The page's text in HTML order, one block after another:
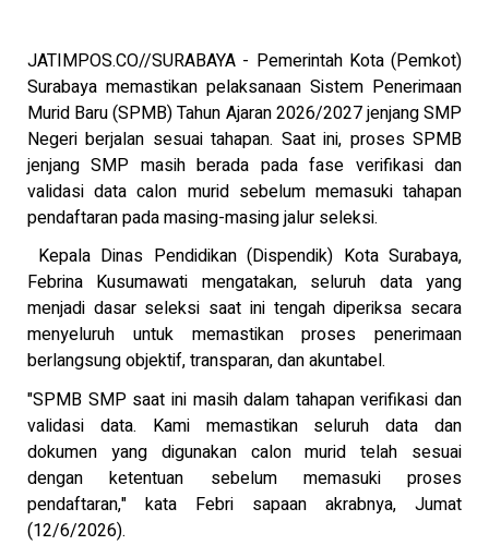
JATIMPOS.CO//SURABAYA - Pemerintah Kota (Pemkot)
Surabaya memastikan pelaksanaan Sistem Penerimaan
Murid Baru (SPMB) Tahun Ajaran 2026/2027 jenjang SMP
Negeri berjalan sesuai tahapan. Saat ini, proses SPMB
jenjang SMP masih berada pada fase verifikasi dan
validasi data calon murid sebelum memasuki tahapan
pendaftaran pada masing-masing jalur seleksi.
Kepala Dinas Pendidikan (Dispendik) Kota Surabaya,
Febrina Kusumawati mengatakan, seluruh data yang
menjadi dasar seleksi saat ini tengah diperiksa secara
menyeluruh untuk memastikan proses penerimaan
berlangsung objektif, transparan, dan akuntabel.
"SPMB SMP saat ini masih dalam tahapan verifikasi dan
validasi data. Kami memastikan seluruh data dan
dokumen yang digunakan calon murid telah sesuai
dengan ketentuan sebelum memasuki proses
pendaftaran," kata Febri sapaan akrabnya, Jumat
(12/6/2026).